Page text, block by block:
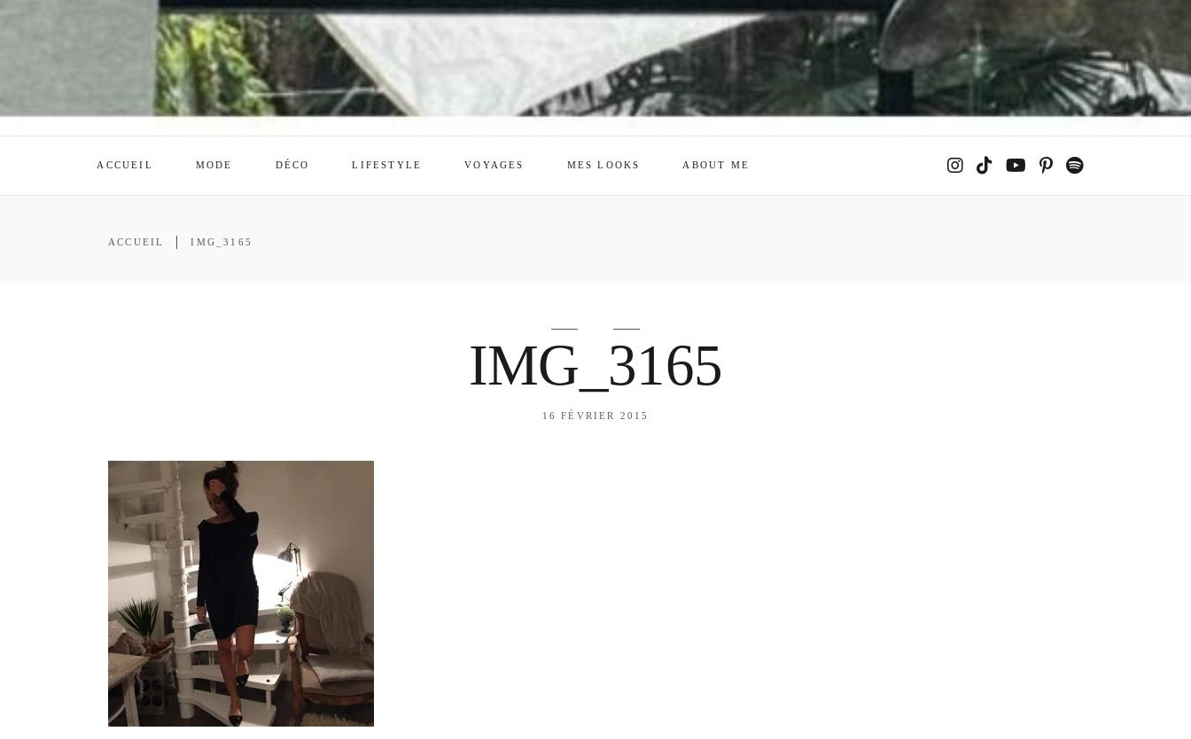
ACCUEIL MODE DÉCO LIFESTYLE VOYAGES MES LOOKS ABOUT ME
ACCUEIL IMG_3165
IMG_3165
16 FÉVRIER 2015